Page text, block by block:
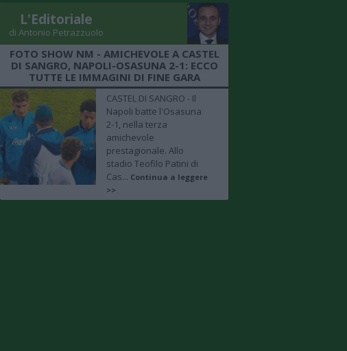
L'Editoriale
di Antonio Petrazzuolo
FOTO SHOW NM - AMICHEVOLE A CASTEL
DI SANGRO, NAPOLI-OSASUNA 2-1: ECCO
TUTTE LE IMMAGINI DI FINE GARA
CASTEL DI SANGRO - Il
Napoli batte l'Osasuna
2-1, nella terza
amichevole
prestagionale. Allo
stadio Teofilo Patini di
Cas... Continua a leggere
>>